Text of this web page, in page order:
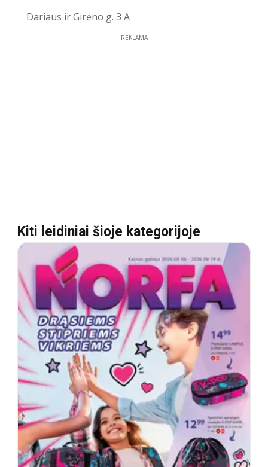
Dariaus ir Girėno g. 3 A
REKLAMA
Kiti leidiniai šioje kategorijoje